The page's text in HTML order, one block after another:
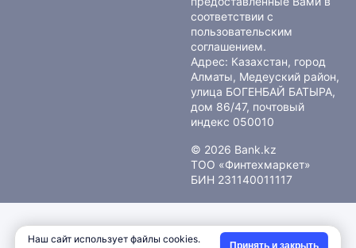
соответствии с
пользовательским
соглашением.
Адрес: Казахстан, город
Алматы, Медеуский район,
улица БОГЕНБАЙ БАТЫРА,
дом 86/47, почтовый
индекс 050010
© 2026 Bank.kz
ТОО «Финтехмаркет»
БИН 231140011117
Наш сайт использует файлы cookies.
Принять и закрыть